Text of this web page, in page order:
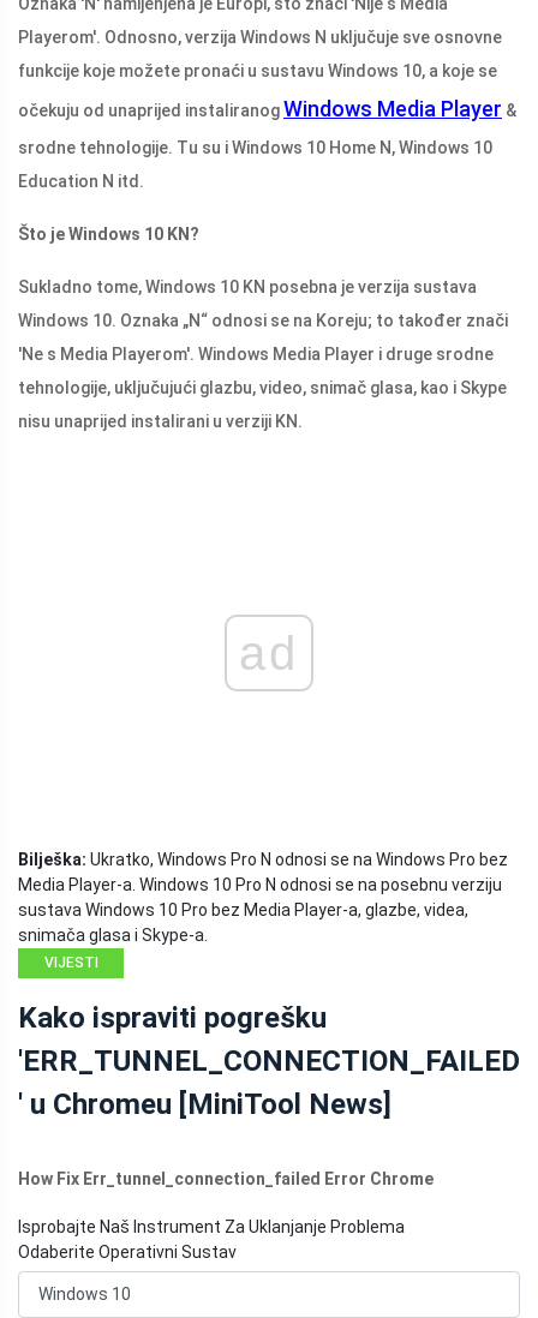
Playerom'. Odnosno, verzija Windows N uključuje sve osnovne
funkcije koje možete pronaći u sustavu Windows 10, a koje se
očekuju od unaprijed instaliranogWindows Media Player &
srodne tehnologije. Tu su i Windows 10 Home N, Windows 10
Education N itd.
Što je Windows 10 KN?
Sukladno tome, Windows 10 KN posebna je verzija sustava
Windows 10. Oznaka „N“ odnosi se na Koreju; to također znači
'Ne s Media Playerom'. Windows Media Player i druge srodne
tehnologije, uključujući glazbu, video, snimač glasa, kao i Skype
nisu unaprijed instalirani u verziji KN.
ad
Bilješka: Ukratko, Windows Pro N odnosi se na Windows Pro bez
Media Player-a. Windows 10 Pro N odnosi se na posebnu verziju
sustava Windows 10 Pro bez Media Player-a, glazbe, videa,
snimača glasa i Skype-a.
VIJESTI
Kako ispraviti pogrešku
'ERR_TUNNEL_CONNECTION_FAILED
' u Chromeu [MiniTool News]
How Fix Err_tunnel_connection_failed Error Chrome
Isprobajte Naš Instrument Za Uklanjanje Problema
Odaberite Operativni Sustav